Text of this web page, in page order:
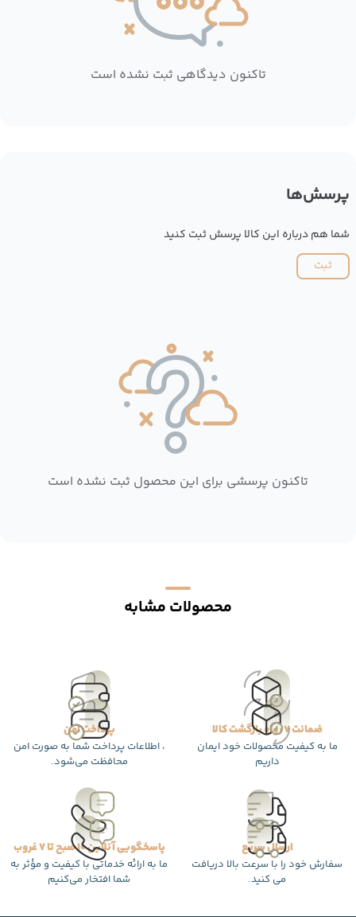
تاکنون دیدگاهی ثبت نشده است
پرسش‌ها
شما هم درباره این کالا پرسش ثبت کنید
ثبت
تاکنون پرسشی برای این محصول ثبت نشده است
محصولات مشابه
ضمانت 7 روزه بازگشت کالا
ما به کیفیت محصولات خود ایمان
داریم
پرداخت امن
، اطلاعات پرداخت شما به صورت امن
محافظت می‌شود.
ارسال سریع
سفارش خود را با سرعت بالا دریافت
می کنید.
پاسخگویی آنلاین 10 صبح تا 7 غروب
ما به ارائه خدماتی با کیفیت و مؤثر به
شما افتخار می‌کنیم